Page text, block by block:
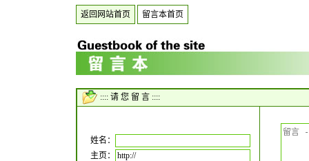
返回网站首页 留言本首页
:::: 请 您 留 言 ::::
姓名：
主页：